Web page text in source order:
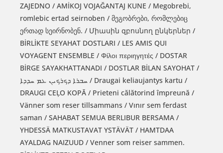
ZAJEDNO / AMİKOJ VOJAĞANTAJ KUNE / Megobrebi,
romlebic ertad seirnoben / მეგობრები, რომლებიც
ერთად სეირნობენ. / Միասին զբոսնող ընկերներ /
BİRLİKTE SEYAHAT DOSTLARI / LES AMIS QUI
VOYAGENT ENSEMBLE / Φίλοι περιηγητές / DOSTAR
BİRGE SAYAKHATTANADI / DOSTLAR BİLAN SAYOHAT /
ܚܒܪܐ ܕܟܪܟܝܢ ܥܡ ܚܕܕܐ / Draugai keliaujantys kartu /
DRAUGI CEĻO KOPĀ / Prieteni călătorind împreună /
Vänner som reser tillsammans / Vınır sem ferdast
saman / SAHABAT SEMUA BERLIBUR BERSAMA /
YHDESSÄ MATKUSTAVAT YSTÄVÄT / HAMTDAA
AYALDAG NAIZUUD / Venner som reiser sammen.